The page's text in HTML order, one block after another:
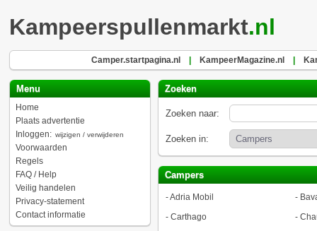
Kampeerspullenmarkt.nl
Camper.startpagina.nl KampeerMagazine.nl
Menu
Home
Plaats advertentie
Inloggen: wijzigen / verwijderen
Voorwaarden
Regels
FAQ / Help
Veilig handelen
Privacy-statement
Contact informatie
Zoeken
Zoeken naar:
Zoeken in:
Campers
-Adria Mobil -
- Carthago -